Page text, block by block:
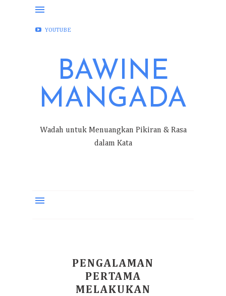
FACEBOOK
YOUTUBE
BAWINE
MANGADA
Wadah untuk Menuangkan Pikiran & Rasa
dalam Kata
PENGALAMAN
PERTAMA
MELAKUKAN